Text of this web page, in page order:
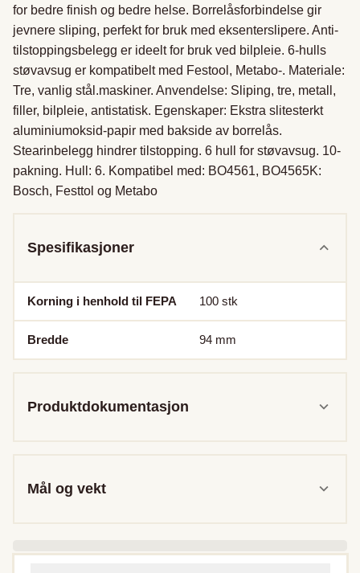
for bedre finish og bedre helse. Borrelåsforbindelse gir
jevnere sliping, perfekt for bruk med eksenterslipere. Anti-
tilstoppingsbelegg er ideelt for bruk ved bilpleie. 6-hulls
støvavsug er kompatibelt med Festool, Metabo-. Materiale:
Tre, vanlig stål.maskiner. Anvendelse: Sliping, tre, metall,
filler, bilpleie, antistatisk. Egenskaper: Ekstra slitesterkt
aluminiumoksid-papir med bakside av borrelås.
Stearinbelegg hindrer tilstopping. 6 hull for støvavsug. 10-
pakning. Hull: 6. Kompatibel med: BO4561, BO4565K:
Bosch, Festtol og Metabo
Spesifikasjoner
Korning i henhold til FEPA 100 stk
Bredde 94 mm
Produktdokumentasjon
Mål og vekt